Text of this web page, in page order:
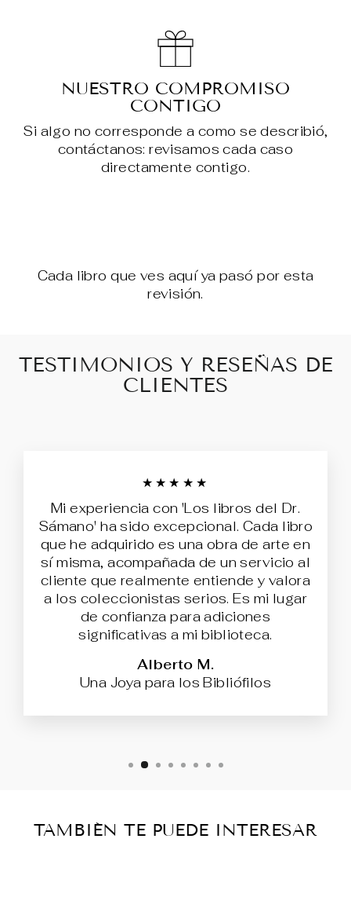
NUESTRO COMPROMISO
CONTIGO
Si algo no corresponde a como se describió,
contáctanos: revisamos cada caso
directamente contigo.
Cada libro que ves aquí ya pasó por esta
revisión.
TESTIMONIOS Y RESEÑAS DE
CLIENTES
★★★★★
Mi experiencia con 'Los libros del Dr.
Sámano' ha sido excepcional. Cada libro
que he adquirido es una obra de arte en
sí misma, acompañada de un servicio al
cliente que realmente entiende y valora
a los coleccionistas serios. Es mi lugar
de confianza para adiciones
significativas a mi biblioteca.
Alberto M.
Una Joya para los Bibliófilos
TAMBIÉN TE PUEDE INTERESAR